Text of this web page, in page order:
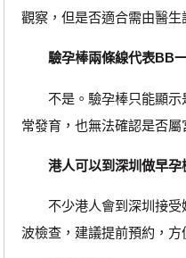
觀察，但是否適合需由醫生
驗孕棒兩條線代表BB
不是。驗孕棒只能顯示
常發育，也無法確認是否屬
港人可以到深圳做早孕
不少港人會到深圳接受
波檢查，建議提前預約，方